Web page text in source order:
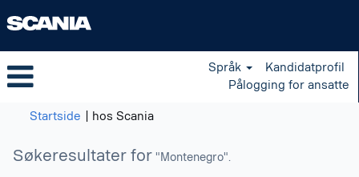
Språk
Kandidatprofil
Pålogging for ansatte
Startside hos Scania(gjeldende
Søkeresultater for "Montenegro".